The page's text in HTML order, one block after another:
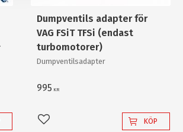
Dumpventils adapter för
VAG FSiT TFSi (endast
turbomotorer)
Dumpventilsadapter
995 KR
Lägg till i favoriter KÖP